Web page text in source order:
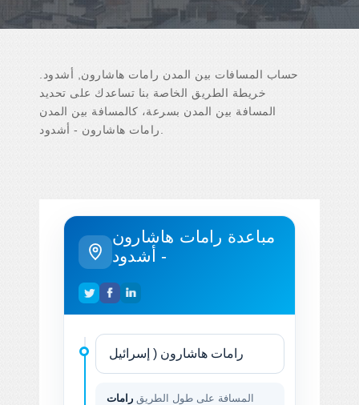
حساب المسافات بين المدن رامات هاشارون, أشدود.
خريطة الطريق الخاصة بنا تساعدك على تحديد
المسافة بين المدن بسرعة، كالمسافة بين المدن
مباعدة رامات هاشارون
- أشدود
المسافة على طول الطريق رامات